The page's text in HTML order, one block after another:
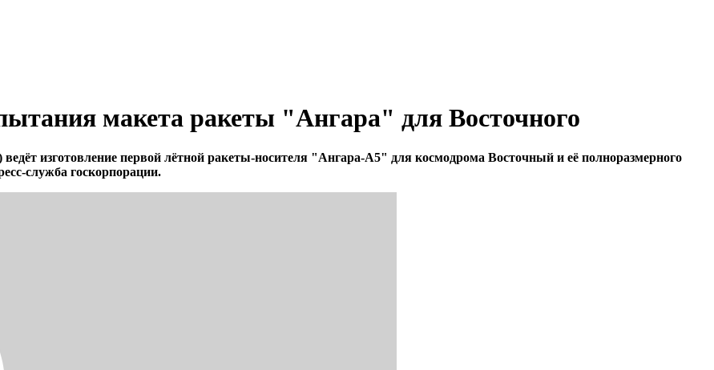
макета ракеты "Ангара" для Восточного
изготовление первой лётной ракеты-носителя "Ангара-А5" для космодрома Восточный и её полноразмерного
служба госкорпорации.